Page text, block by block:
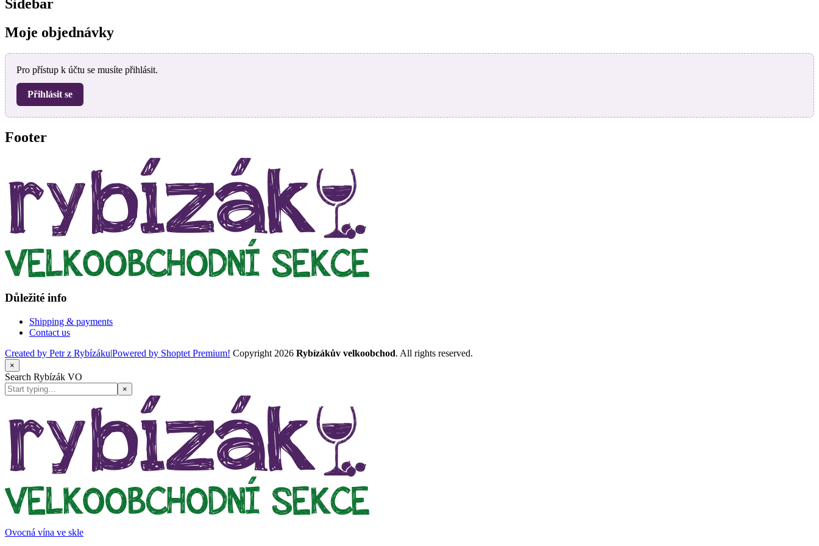
Sidebar
Moje objednávky
Pro přístup k účtu se musíte přihlásit.
Přihlásit se
Footer
Důležité info
Shipping & payments
Contact us
Created by Petr z Rybízáku|Powered by Shoptet Premium! Copyright 2026 Rybízákův velkoobchod. All rights reserved.
×
Search Rybízák VO
×
Ovocná vína ve skle